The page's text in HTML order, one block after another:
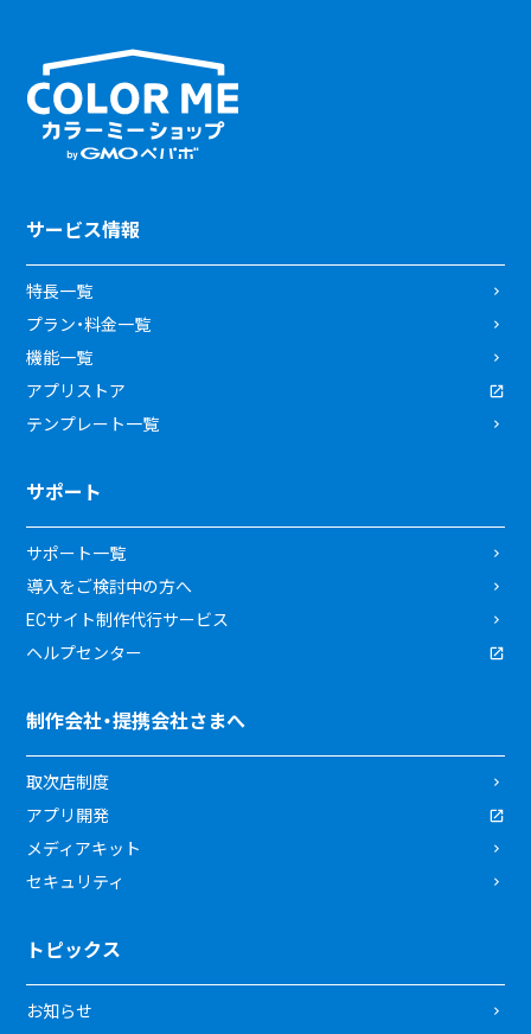
サービス情報
特長一覧
プラン・料金一覧
機能一覧
アプリストア
テンプレート一覧
サポート
サポート一覧
導入をご検討中の方へ
ECサイト制作代行サービス
ヘルプセンター
制作会社・提携会社さまへ
取次店制度
アプリ開発
メディアキット
セキュリティ
トピックス
お知らせ